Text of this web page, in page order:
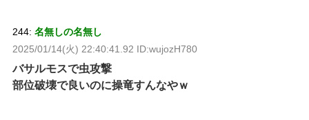
244: 名無しの名無し
2025/01/14(火) 22:40:41.92 ID:wujozH780
バサルモスで虫攻撃
部位破壊で良いのに操竜すんなやｗ